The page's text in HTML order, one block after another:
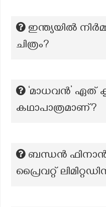
ഇന്ത്യയിൽ
ചിത്രം?
‘മാധവൻ’ ഏത്
കഥാപാത്രമാണ്?
ബന്ധൻ
പ്രൈവറ്റ്